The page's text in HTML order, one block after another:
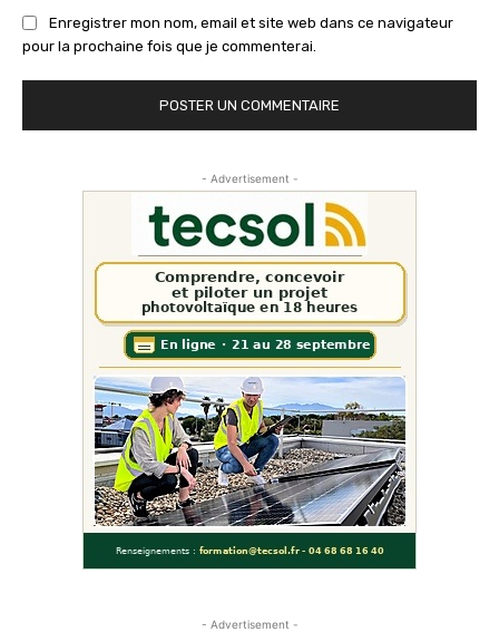
Enregistrer mon nom, email et site web dans ce navigateur
pour la prochaine fois que je commenterai.
- Advertisement -
- Advertisement -